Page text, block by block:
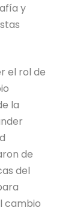
y
el rol de
la
de
del
cambio